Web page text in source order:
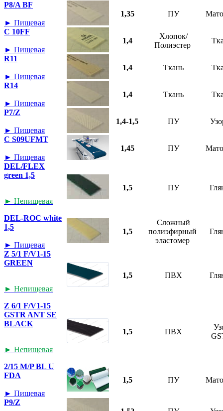
P8/A BF
► Пищевая
1,35 ПУ
C 10FF
► Пищевая
1,4
Хлопок/
Полиэстер
R11
► Пищевая
1,4 Ткань
R14
► Пищевая
1,4 Ткань
P7/Z
► Пищевая
1,4-1,5 ПУ
C S09UFMT
► Пищевая
1,45 ПУ
DEL/FLEX
green 1,5
► Непищевая
1,5 ПУ
DEL-ROC white
1,5
► Пищевая
1,5
Сложный
полиэфирный
эластомер
Z 5/1 F/V1-15
GREEN
► Непищевая
1,5 ПВХ
Z 6/1 F/V1-15
GSTR ANT SE
BLACK
► Непищевая
1,5 ПВХ
2/15 M/P BL U
FDA
► Пищевая
1,5 ПУ
P9/Z